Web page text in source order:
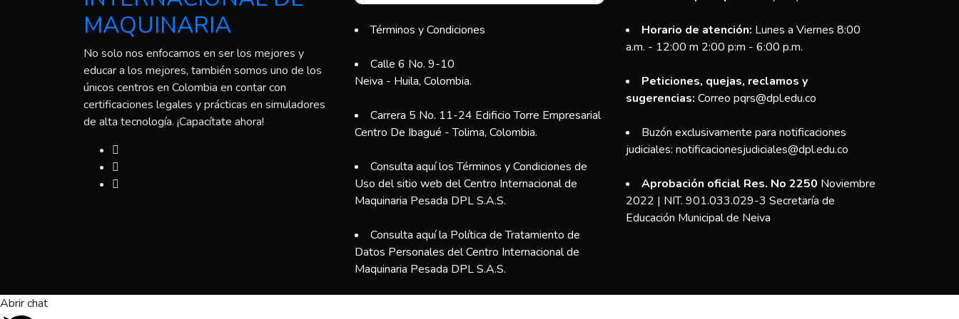
MAQUINARIA
No solo nos enfocamos en ser los mejores y
educar a los mejores, también somos uno de los
únicos centros en Colombia en contar con
certificaciones legales y prácticas en simuladores
de alta tecnología. ¡Capacítate ahora!
Términos y Condiciones
Calle 6 No. 9-10
Neiva - Huila, Colombia.
Carrera 5 No. 11-24 Edificio Torre Empresarial
Centro De Ibagué - Tolima, Colombia.
Consulta aquí los Términos y Condiciones de
Uso del sitio web del Centro Internacional de
Maquinaria Pesada DPL S.A.S.
Consulta aquí la Política de Tratamiento de
Datos Personales del Centro Internacional de
Maquinaria Pesada DPL S.A.S.
Horario de atención: Lunes a Viernes 8:00
a.m. - 12:00 m 2:00 p:m - 6:00 p.m.
Peticiones, quejas, reclamos y
sugerencias: Correo pqrs@dpl.edu.co
Buzón exclusivamente para notificaciones
judiciales: notificacionesjudiciales@dpl.edu.co
Aprobación oficial Res. No 2250 Noviembre
2022 | NIT. 901.033.029-3 Secretaría de
Educación Municipal de Neiva
Abrir chat